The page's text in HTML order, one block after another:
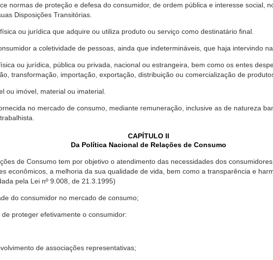
normas de proteção e defesa do consumidor, de ordem pública e interesse social,
Disposições Transitórias.
ou jurídica que adquire ou utiliza produto ou serviço como destinatário final.
a coletividade de pessoas, ainda que indetermináveis, que haja intervindo
ou jurídica, pública ou privada, nacional ou estrangeira, bem como os entes
transformação, importação, exportação, distribuição ou comercialização de
ou imóvel, material ou imaterial.
no mercado de consumo, mediante remuneração, inclusive as de natureza
CAPÍTULO II
Da Política Nacional de Relações de Consumo
de Consumo tem por objetivo o atendimento das necessidades dos
econômicos, a melhoria da sua qualidade de vida, bem como a transparência e
Lei nº 9.008, de 21.3.1995)
do consumidor no mercado de consumo;
proteger efetivamente o consumidor:
de associações representativas;